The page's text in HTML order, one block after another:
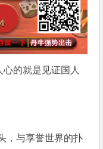
的就是见证国人
，与享誉世界的扑